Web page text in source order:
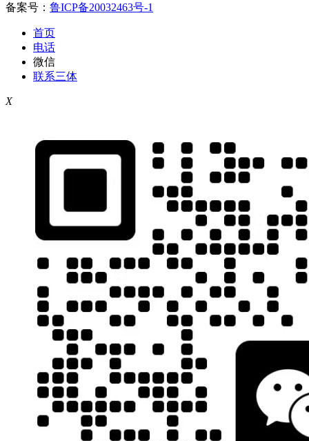
备案号： 鲁ICP备20032463号-1
首页
电话
微信
联系三体
X